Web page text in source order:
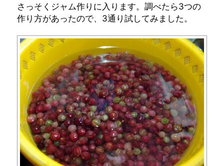
さっそくジャム作りに入ります。調べたら3つの
作り方があったので、3通り試してみました。